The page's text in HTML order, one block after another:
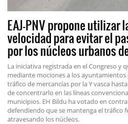
EAJ-PNV propone utilizar
velocidad para evitar el
por los núcleos urbanos
La iniciativa registrada en el Congreso y
mediante mociones a los
tráfico de mercancías por la Y vasca
de concentrarlo en las líneas
municipios. EH Bildu ha votado en
defendiendo que se mantenga el tráfico
atravesando los núcleos.